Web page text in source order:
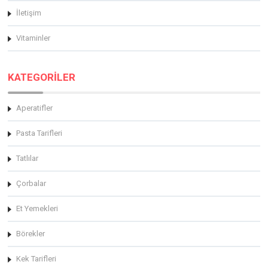
İletişim
Vitaminler
KATEGORİLER
Aperatifler
Pasta Tarifleri
Tatlılar
Çorbalar
Et Yemekleri
Börekler
Kek Tarifleri